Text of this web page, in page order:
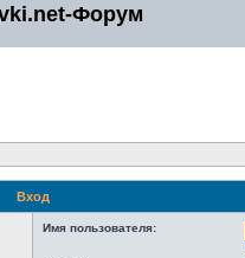
Форум
Вход
Имя пользователя: